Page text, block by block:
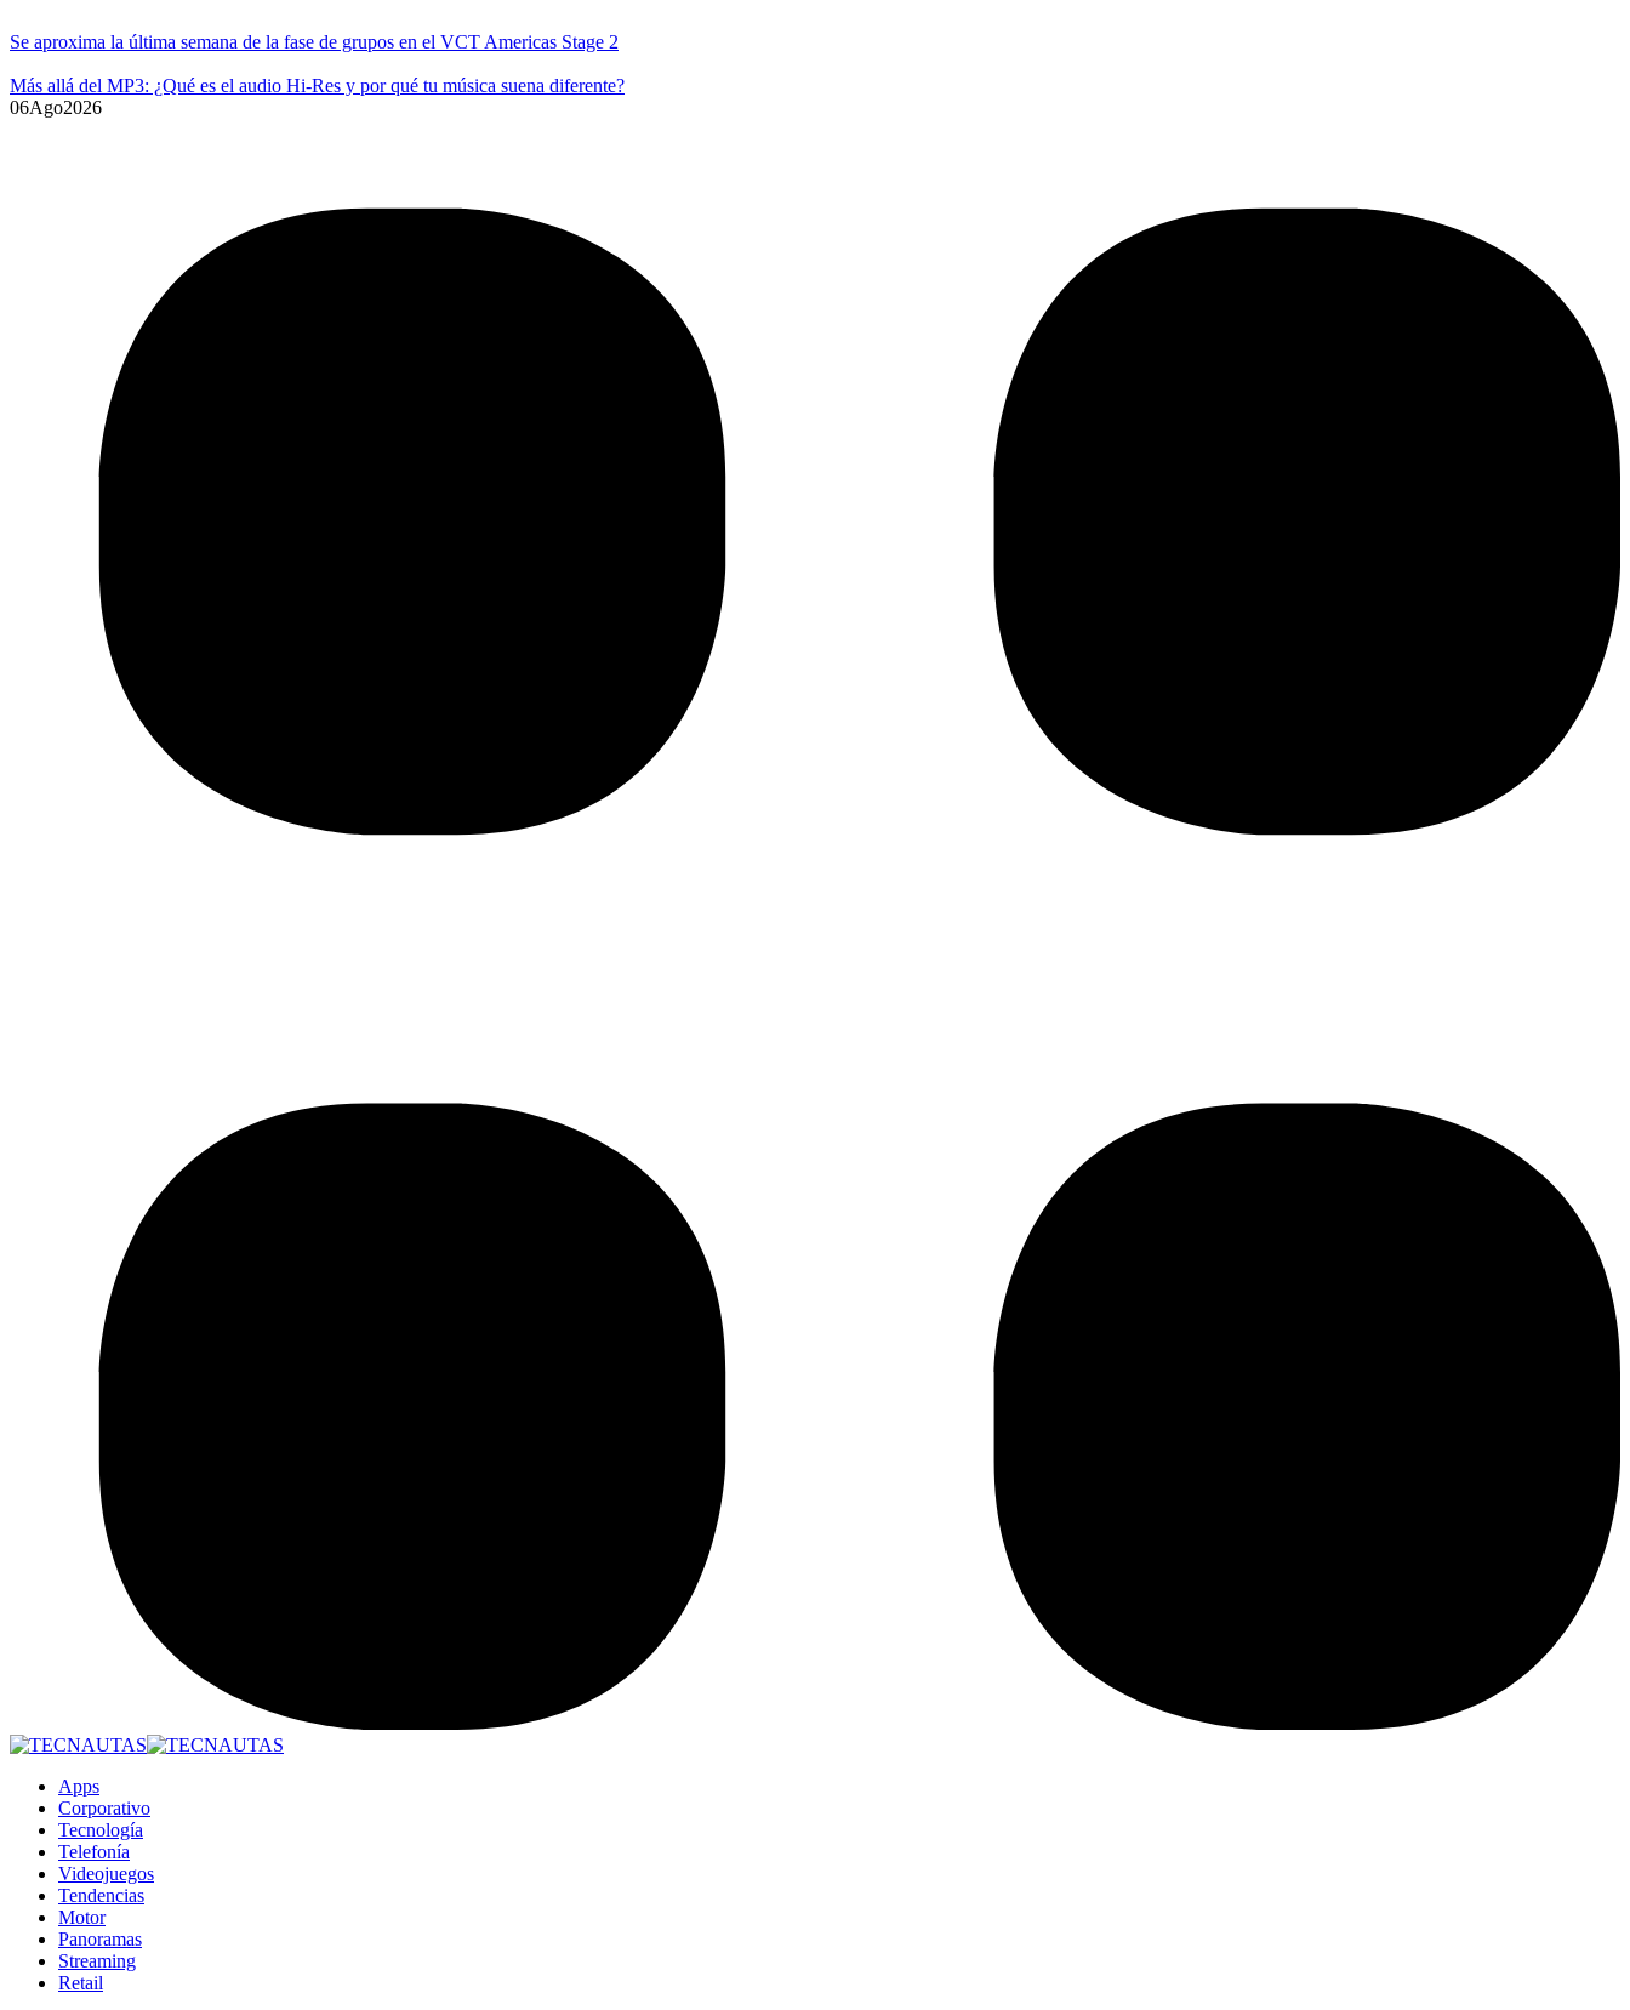
Se aproxima la última semana de la fase de grupos en el VCT Americas Stage 2
Más allá del MP3: ¿Qué es el audio Hi-Res y por qué tu música suena diferente?
06Ago2026
Apps
Corporativo
Tecnología
Telefonía
Videojuegos
Tendencias
Motor
Panoramas
Streaming
Retail